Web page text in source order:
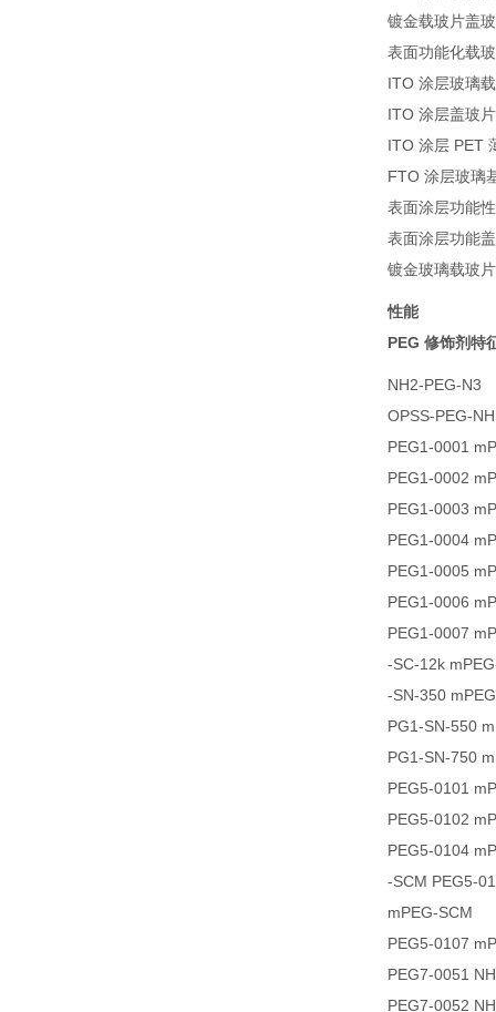
镀金载玻片盖
表面功能化载
ITO 涂层玻璃
ITO 涂层盖玻片
ITO 涂层 PET
FTO 涂层玻璃
表面涂层功能
表面涂层功能
镀金玻璃载玻片
性能
PEG 修饰剂特
NH2-PEG-N3
OPSS-PEG-
PEG1-0001
PEG1-0002
PEG1-0003
PEG1-0004
PEG1-0005
PEG1-0006
PEG1-0007
-SC-12k
-SN-350
PG1-SN-550
PG1-SN-750
PEG5-0101
PEG5-0102
PEG5-0104
-SCM PEG5-
mPEG-SCM
PEG5-0107
PEG7-0051
PEG7-0052